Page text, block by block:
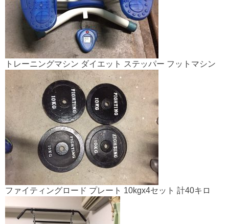
トレーニングマシン ダイエット ステッパー フットマシン
ファイティングロード プレート 10kgx4セット 計40キロ